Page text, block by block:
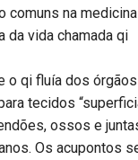
comuns na
da vida chamada qi
o qi fluía dos
tecidos
ossos e
Os acupontos